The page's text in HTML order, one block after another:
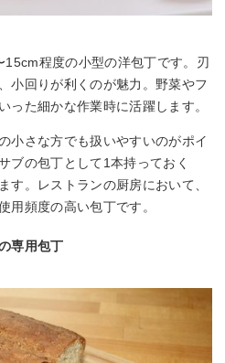
程度の小型の洋包丁です。刃
小回りが利くのが魅力。野菜やフ
った細かな作業時に活躍します。
小さな方でも扱いやすいのがポイ
ブの包丁として1本持っておく
す。レストランの厨房において、
用頻度の高い包丁です。
専用包丁